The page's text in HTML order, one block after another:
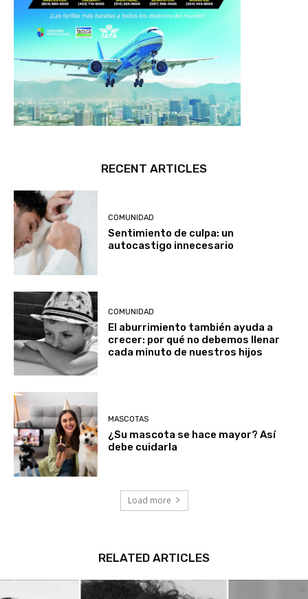
COMUNIDAD
Sentimiento de culpa: un
COMUNIDAD
El aburrimiento también ayuda a
crecer: por qué no debemos llenar
MASCOTAS
¿Su mascota se hace mayor? Así
Load more